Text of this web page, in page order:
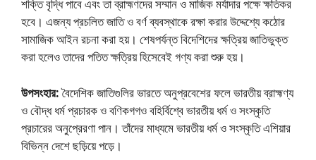
শক্তি বৃদ্ধি পাবে এবং তা ব্রাহ্মণদের সম্মান ও মাজিক মর্যাদার পক্ষে ক্ষতিকর
হবে। এজন্য প্রচলিত জাতি ও বর্ণ ব্যবস্থাকে রক্ষা করার উদ্দেশ্যে কঠোর
সামাজিক আইন রচনা করা হয়। শেষপর্যন্ত বিদেশিদের ক্ষত্রিয় জাতিভুক্ত
করা হলেও তাদের পতিত ক্ষত্রিয় হিসেবেই গণ্য করা শুরু হয়।
উপসংহার:বৈদেশিক জাতিগুলির ভারতে অনুপ্রবেশের ফলে ভারতীয় ব্রাহ্মণ্য
ও বৌদ্ধ ধর্ম প্রচারক ও বণিকগগও বহির্বিশ্বে ভারতীয় ধর্ম ও সংস্কৃতি
প্রচারের অনুপ্রেরণা পান। তাঁদের মাধ্যমে ভারতীয় ধর্ম ও সংস্কৃতি এশিয়ার
বিভিন্ন দেশে ছড়িয়ে পড়ে।